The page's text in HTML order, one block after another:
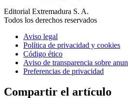
Editorial Extremadura S. A.
Todos los derechos reservados
Aviso legal
Política de privacidad y cookies
Código ético
Aviso de transparencia sobre
Preferencias de privacidad
Compartir el artículo